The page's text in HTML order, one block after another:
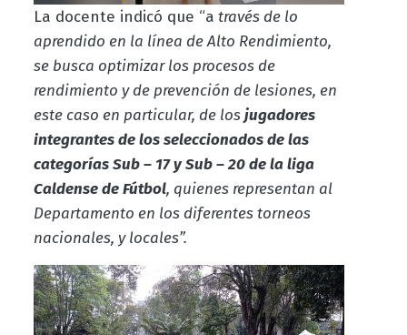
La docente indicó que “a través de lo
aprendido en la línea de Alto Rendimiento,
se busca optimizar los procesos de
rendimiento y de prevención de lesiones, en
este caso en particular, de losjugadores
integrantes de los seleccionados de las
categorías Sub – 17 y Sub – 20 de la liga
Caldense de Fútbol, quienes representan al
Departamento en los diferentes torneos
nacionales, y locales”.